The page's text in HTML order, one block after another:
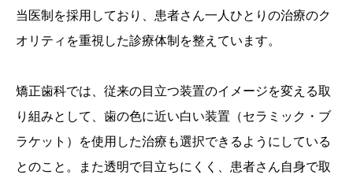
当医制を採用しており、患者さん一人ひとりの治療のク
オリティを重視した診療体制を整えています。
矯正歯科では、従来の目立つ装置のイメージを変える取
り組みとして、歯の色に近い白い装置（セラミック・ブ
ラケット）を使用した治療も選択できるようにしている
とのこと。また透明で目立ちにくく、患者さん自身で取